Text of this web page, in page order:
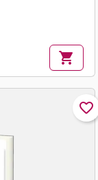
shopping_cart
favorite_border